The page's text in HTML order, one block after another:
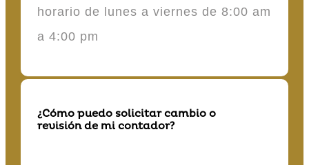
horario de lunes a viernes de 8:00 am
a 4:00 pm
¿Cómo puedo solicitar cambio o
revisión de mi contador?